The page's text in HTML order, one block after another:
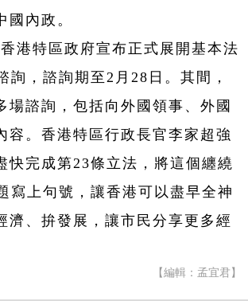
國內政。
港特區政府宣布正式展開基本法
詢，諮詢期至2月28日。其間，
場諮詢，包括向外國領事、外國
容。香港特區行政長官李家超強
快完成第23條立法，將這個纏繞
寫上句號，讓香港可以盡早全神
濟、拚發展，讓市民分享更多經
【編輯：孟宜君】